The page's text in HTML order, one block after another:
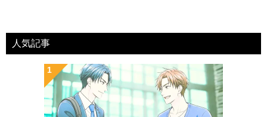
人気記事